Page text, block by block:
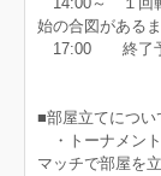
始の合図がある
17:00 終了
■部屋立てについ
・トーナメン
マッチで部屋を